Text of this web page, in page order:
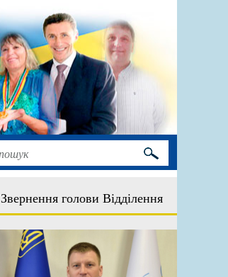
Звернення голови Відділення